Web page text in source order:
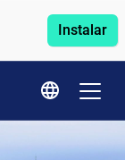
Instalar